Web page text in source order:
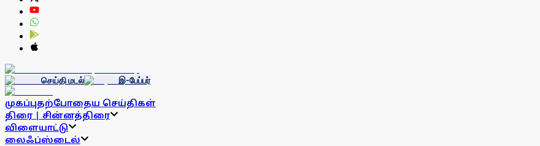
செய்தி மடல் இ-பேப்பர்
முகப்புதற்போதைய செய்திகள்
திரை | சின்னத்திரை
விளையாட்டு
லைஃப்ஸ்டைல்